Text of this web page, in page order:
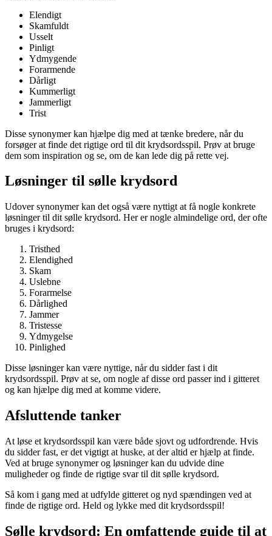
Elendigt
Skamfuldt
Usselt
Pinligt
Ydmygende
Forarmende
Dårligt
Kummerligt
Jammerligt
Trist
Disse synonymer kan hjælpe dig med at tænke bredere, når du
forsøger at finde det rigtige ord til dit krydsordsspil. Prøv at bruge
dem som inspiration og se, om de kan lede dig på rette vej.
Løsninger til sølle krydsord
Udover synonymer kan det også være nyttigt at få nogle konkrete
løsninger til dit sølle krydsord. Her er nogle almindelige ord, der ofte
bruges i krydsord:
Tristhed
Elendighed
Skam
Uslebne
Forarmelse
Dårlighed
Jammer
Tristesse
Ydmygelse
Pinlighed
Disse løsninger kan være nyttige, når du sidder fast i dit
krydsordsspil. Prøv at se, om nogle af disse ord passer ind i gitteret
og kan hjælpe dig med at komme videre.
Afsluttende tanker
At løse et krydsordsspil kan være både sjovt og udfordrende. Hvis
du sidder fast, er det vigtigt at huske, at der altid er hjælp at finde.
Ved at bruge synonymer og løsninger kan du udvide dine
muligheder og finde de rigtige svar til dit sølle krydsord.
Så kom i gang med at udfylde gitteret og nyd spændingen ved at
finde de rigtige ord. Held og lykke med dit krydsordsspil!
Sølle krydsord: En omfattende guide til at